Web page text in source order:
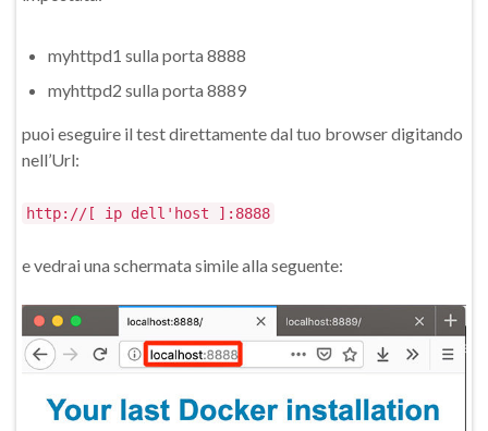
myhttpd1 sulla porta 8888
myhttpd2 sulla porta 8889
puoi eseguire il test direttamente dal tuo browser digitando
nell’Url:
http://[ ip dell'host ]:8888
e vedrai una schermata simile alla seguente: